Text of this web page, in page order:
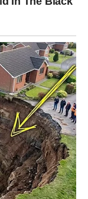
konkretne